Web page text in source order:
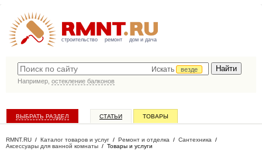
строительство ремонт дом и дача
Искать
везде
Например, остекление балконов
ВЫБРАТЬ РАЗДЕЛ СТАТЬИ ТОВАРЫ
RMNT.RU / Каталог товаров и услуг / Ремонт и отделка / Сантехника /
Аксессуары для ванной комнаты / Товары и услуги